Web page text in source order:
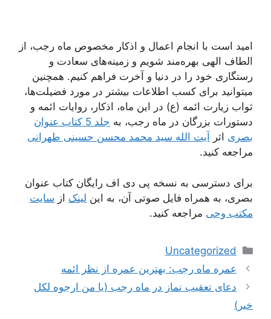
امید است با انجام اعمال و اذکار مخصوص ماه رجب، از
الطاف الهی بهره‌مند شویم و زمینه‌های سعادت و
رستگاری خود را در دنیا و آخرت فراهم کنیم. همچنین
میتوانید برای کسب اطلاعات بیشتر در مورد فضیلت‌ها،
ثواب زیارت ائمه (ع) در این ماه، اذکار، روایات ائمه و
دستورات بزرگان در ماه رجب، به
جلد 5 کتاب عنوان
بصری اثر
آیت الله سید محمد محسن حسینی طهرانی
مراجعه کنید.
برای دسترسی به نسخه پی دی اف رایگان کتاب عنوان
بصری، به همراه فایل صوتی آن، به این لینک از سایت
مکتب وحی مراجعه کنید.
دسته‌ها
Uncategorized
ناوبری
نوشته‌ها
عمره ماه رجب: بهترین عمره از نظر ائمه
دعای تعقیب نماز در ماه رجب (یا من ارجوه لکل
خیر)